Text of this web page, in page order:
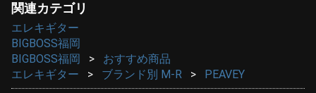
関連カテゴリ
エレキギター
BIGBOSS福岡
BIGBOSS福岡
おすすめ商品
エレキギター
ブランド別 M-R PEAVEY